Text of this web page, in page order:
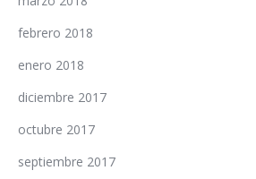
febrero 2018
enero 2018
diciembre 2017
octubre 2017
septiembre 2017